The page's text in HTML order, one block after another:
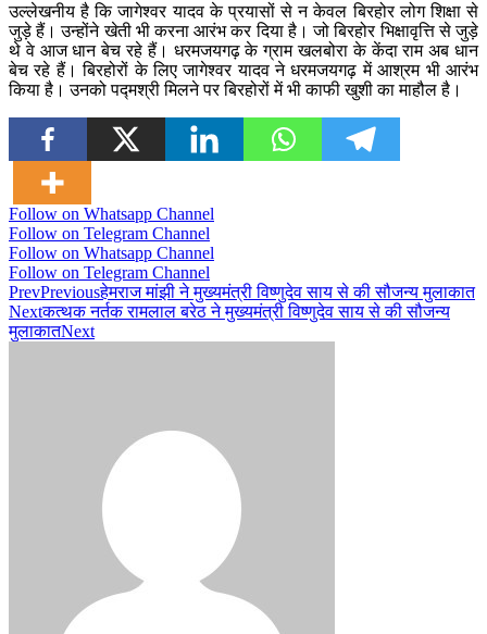
उल्लेखनीय है कि जागेश्वर यादव के प्रयासों से न केवल बिरहोर लोग शिक्षा से
जुड़े हैं। उन्होंने खेती भी करना आरंभ कर दिया है। जो बिरहोर भिक्षावृत्ति से जुड़े
थे वे आज धान बेच रहे हैं। धरमजयगढ़ के ग्राम खलबोरा के केंदा राम अब धान
बेच रहे हैं। बिरहोरों के लिए जागेश्वर यादव ने धरमजयगढ़ में आश्रम भी आरंभ
किया है। उनको पद्मश्री मिलने पर बिरहोरों में भी काफी खुशी का माहौल है।
Follow on Whatsapp Channel
Follow on Telegram Channel
Follow on Whatsapp Channel
Follow on Telegram Channel
PrevPreviousहेमराज मांझी ने मुख्यमंत्री विष्णुदेव साय से की सौजन्य मुलाकात
Nextकत्थक नर्तक रामलाल बरेठ ने मुख्यमंत्री विष्णुदेव साय से की सौजन्य
मुलाकातNext